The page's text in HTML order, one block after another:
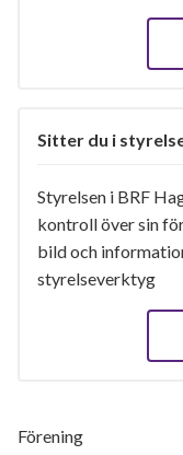
Sitter du i
Styrelsen i BRF
kontroll över sin
bild och
styrelseverktyg
Förening